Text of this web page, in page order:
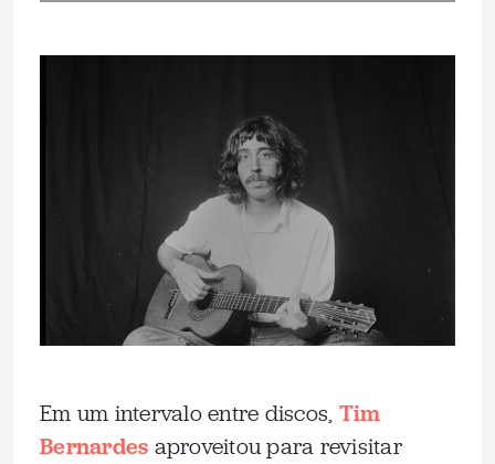
Em um intervalo entre discos, Tim
Bernardes aproveitou para revisitar